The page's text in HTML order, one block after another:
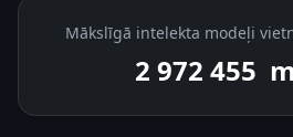
Mākslīgā intelekta modeļi
2 972 455